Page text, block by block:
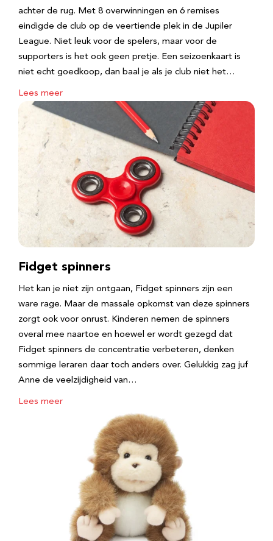
achter de rug. Met 8 overwinningen en 6 remises
eindigde de club op de veertiende plek in de Jupiler
League. Niet leuk voor de spelers, maar voor de
supporters is het ook geen pretje. Een seizoenkaart is
niet echt goedkoop, dan baal je als je club niet het…
Lees meer
Fidget spinners
Het kan je niet zijn ontgaan, Fidget spinners zijn een
ware rage. Maar de massale opkomst van deze spinners
zorgt ook voor onrust. Kinderen nemen de spinners
overal mee naartoe en hoewel er wordt gezegd dat
Fidget spinners de concentratie verbeteren, denken
sommige leraren daar toch anders over. Gelukkig zag juf
Anne de veelzijdigheid van…
Lees meer